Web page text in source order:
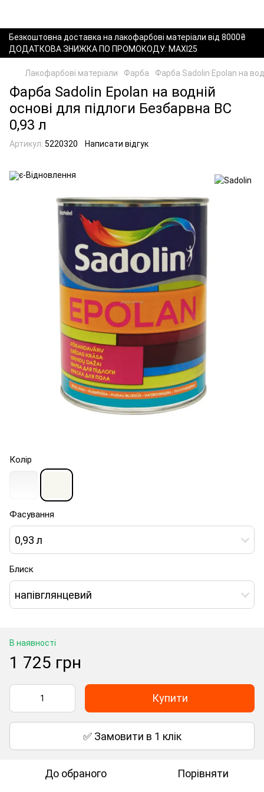
Безкоштовна доставка на лакофарбові матеріали від 8000₴
ДОДАТКОВА ЗНИЖКА ПО ПРОМОКОДУ: MAXI25
Лакофарбові матеріали Фарба Фарба Sadolin Epolan на
Фарба Sadolin Epolan на водній
основі для підлоги Безбарвна BC
0,93 л
Артикул: 5220320 Написати відгук
Колір
Фасування
0,93 л
Блиск
напівглянцевий
В наявності
1 725 грн
Купити
✅ Замовити в 1 клік
До обраного Порівняти